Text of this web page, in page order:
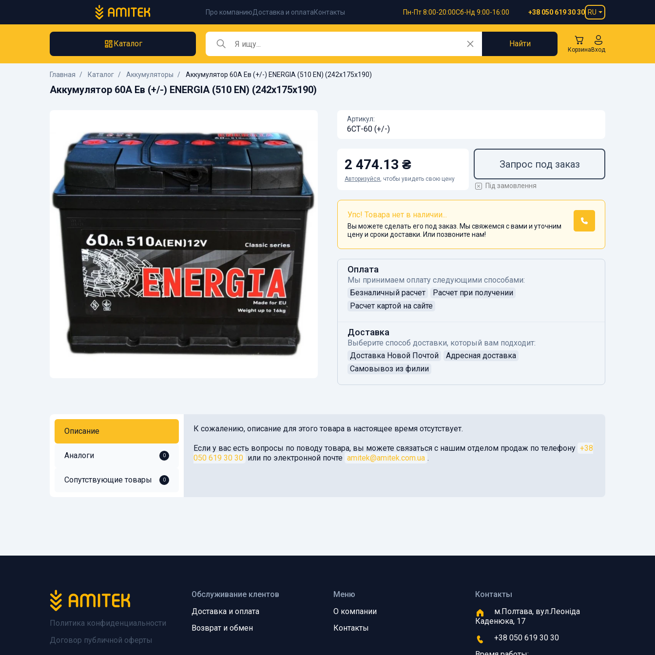
Про компаниюДоставка и оплатаКонтакты Пн-Пт 8:00-20:00Сб-Нд 9:00-16:00 +38 050 619 30 30 RU
Каталог Найти
Корзина Вход
Главная Каталог Аккумуляторы Аккумулятор 60А Ев (+/-) ENERGIA (510 EN) (242х175х190)
Аккумулятор 60А Ев (+/-) ENERGIA (510 EN) (242х175х190)
Артикул:
6СТ-60 (+/-)
2 474.13 ₴
Авторизуйся, чтобы увидеть свою цену
Запрос под заказ
Під замовлення
Упс! Товара нет в наличии...
Вы можете сделать его под заказ. Мы свяжемся с вами и уточним
цену и сроки доставки. Или позвоните нам!
Оплата
Мы принимаем оплату следующими способами:
Безналичный расчет
Расчет при получении
Расчет картой на сайте
Доставка
Выберите способ доставки, который вам подходит:
Доставка Новой Почтой
Адресная доставка
Самовывоз из филии
Описание
Аналоги 0
Сопутствующие товары 0
К сожалению, описание для этого товара в настоящее время отсутствует.
Если у вас есть вопросы по поводу товара, вы можете связаться с нашим отделом продаж по телефону +38
050 619 30 30 или по электронной почте amitek@amitek.com.ua .
Политика конфиденциальности
Договор публичной оферты
Обслуживание клентов
Доставка и оплата
Возврат и обмен
Меню
О компании
Контакты
Контакты
м.Полтава, вул.Леоніда
Каденюка, 17
+38 050 619 30 30